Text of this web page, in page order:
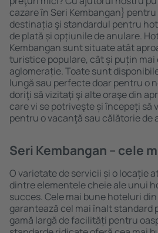
cazare în Seri Kembangan}
destinația şi standardul pentru
de plată și opțiunile de anulare.
Kembangan sunt situate atât
turistice populare, cât și puțin mai
aglomerație. Toate sunt
lungă sau perfecte doar pentru o
doriţi să vizitaţi şi alte oraşe din
care vi se potriveşte și începeți să
pentru o vacanţă sau călătorie de
Seri Kembangan – cele
O varietate de servicii și o locație
dintre elementele cheie ale unui
succes. Cele mai bune hoteluri
garantează cel mai înalt standard
gamă largă de facilități pentru